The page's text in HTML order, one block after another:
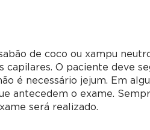
de coco ou xampu
capilares. O paciente deve
é necessário jejum. Em
antecedem o exame.
será realizado.